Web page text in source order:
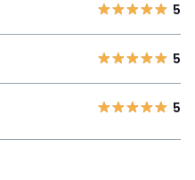
5
5
5